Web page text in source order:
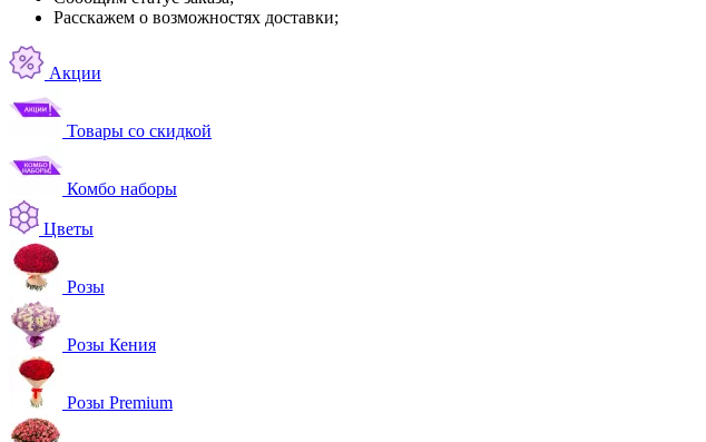
Расскажем о возможностях доставки;
Акции
Товары со скидкой
Комбо наборы
Цветы
Розы
Розы Кения
Розы Premium